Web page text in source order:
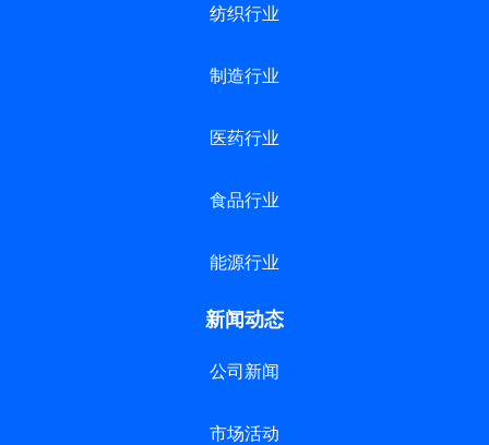
纺织行业
制造行业
医药行业
食品行业
能源行业
新闻动态
公司新闻
市场活动